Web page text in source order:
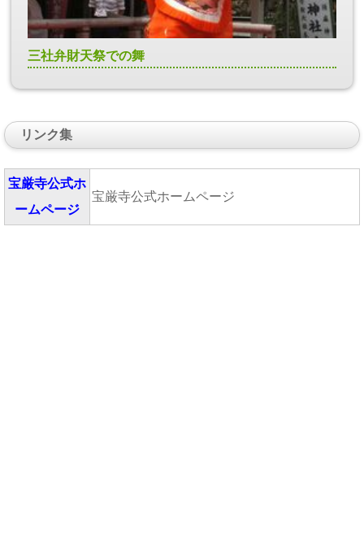
三社弁財天祭での舞
リンク集
宝厳寺公式ホ
ームページ
宝厳寺公式ホームページ